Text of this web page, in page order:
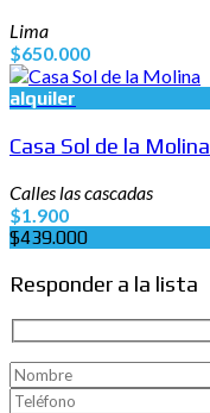
Lima
$650.000
alquiler
Casa Sol de la Molina
Calles las cascadas
$1.900
$439.000
Responder a la lista